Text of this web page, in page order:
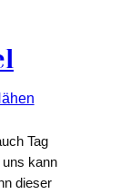
Tag
kann
dieser